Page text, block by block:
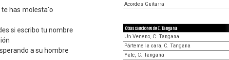
has molesta'o
si escribo tu nombre
a su hombre
Acordes Guitarra
Otras canciones de C. Tangana
Un Veneno, C. Tangana
Párteme la cara, C. Tangana
Yate, C. Tangana